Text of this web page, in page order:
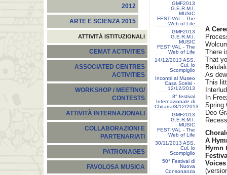
2012
ARTE E SCIENZA 2015
ATTIVITÀ ISTITUZIONALI
CEMAT ACTIVITIES
ASSOCIATED CENTRES
ACTIVITIES
WORKSHOP / MEETING/
CONTESTS
ATTIVITÀ INTERNAZIONALI
COLLABORAZIONI E
PARTENARIATI
PATRONAGES
FAVOLOSA MUSICA
GMF2013
G.E.R.M.I.
MUSIC
FESTIVAL - The
Web of Life
GMF2013
G.E.R.M.I.
MUSIC
FESTIVAL - The
Web of Life
14/12/2013 ASS.
Cul. lo
Scompiglio
Incontri al Museo
Casa Scelsi -
12/12/2013
8° festival
Internazionale di
Chitarra/8/12/2013
GMF2013
G.E.R.M.I.
MUSIC
FESTIVAL - The
Web of Life
30/11/2013 ASS.
Cul. lo
Scompiglio
50° Festival di
Nuova
Consonanza
A
There
That
As
This
In
Spring
Deo
A
Hymn